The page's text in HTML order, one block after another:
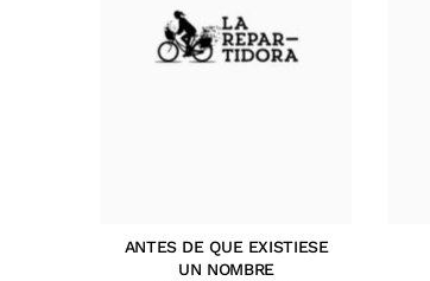
ANTES DE QUE EXISTIESE
UN NOMBRE